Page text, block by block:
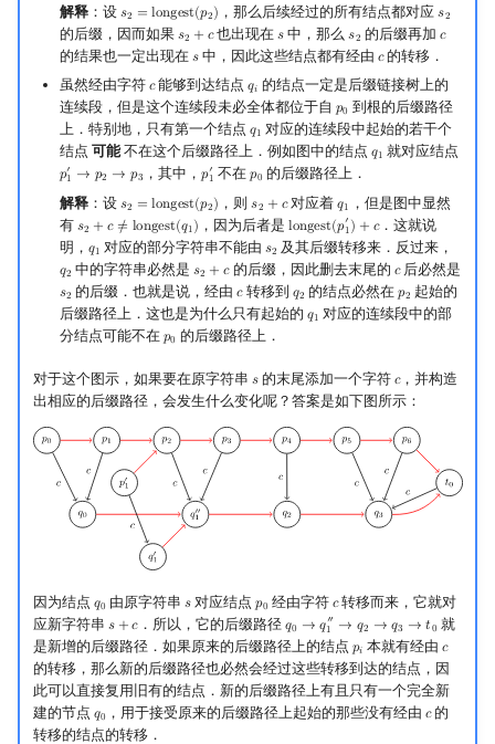
解释：设 𝑠2 = longest(𝑝2)
s2 =longest(p2) ，那么后续经过的所有结点都对应𝑠2
s2
的后缀，因而如果 𝑠2 + 𝑐
s2 +c 也出现在𝑠
s 中，那么𝑠2
s2 的后缀再加 𝑐
c
的结果也一定出现在 𝑠
s中，因此这些结点都有经由 𝑐
c的转移．
虽然经由字符 𝑐
c能够到达结点𝑞𝑖
qi 的结点一定是后缀链接树上的
连续段，但是这个连续段未必全体都位于自 𝑝0
p0 到根的后缀路径
上．特别地，只有第一个结点 𝑞1
q1 对应的连续段中起始的若干个
结点 可能不在这个后缀路径上．例如图中的结点 𝑞1
q1 就对应结点
𝑝′
1 → 𝑝2 → 𝑝3
p1 → p2→p 3 ，其中， 𝑝′
1
p1 ′不在𝑝0
p0 的后缀路径上．
解释：设 𝑠2 = longest(𝑝2)
s2 =longest(p2) ，则𝑠2 + 𝑐
s2 +c 对应着𝑞1
q1 ，但是图中显然
有 𝑠2 + 𝑐 ≠ longest(𝑞1)
s2 +c ≠longest(q1) ，因为后者是longest(𝑝′
1) + 𝑐
longest(p 1 )+ c．这就说
明， 𝑞1
q1 对应的部分字符串不能由 𝑠2
s2 及其后缀转移来．反过来，
𝑞2
q2 中的字符串必然是 𝑠2 + 𝑐
s2 +c 的后缀，因此删去末尾的 𝑐
c后必然是
𝑠2
s2 的后缀．也就是说，经由𝑐
c转移到 𝑞2
q2 的结点必然在𝑝2
p2 起始的
后缀路径上．这也是为什么只有起始的 𝑞1
q1 对应的连续段中的部
分结点可能不在𝑝0
p0 的后缀路径上．
对于这个图示，如果要在原字符串 𝑠
s的末尾添加一个字符 𝑐
c，并构造
出相应的后缀路径，会发生什么变化呢？答案是如下图所示：
因为结点 𝑞0
q0 由原字符串 𝑠
s对应结点 𝑝0
p0 经由字符 𝑐
c转移而来，它就对
应新字符串 𝑠 +𝑐
s+c ．所以，它的后缀路径 𝑞0 → 𝑞″
1 → 𝑞2 → 𝑞3 → 𝑡0
q0 →q1″ →q2→q3→ t0
就
是新增的后缀路径．如果原来的后缀路径上的结点 𝑝𝑖
pi 本就有经由𝑐
c
的转移，那么新的后缀路径也必然会经过这些转移到达的结点，因
此可以直接复用旧有的结点．新的后缀路径上有且只有一个完全新
建的节点 𝑞0
q0 ，用于接受原来的后缀路径上起始的那些没有经由 𝑐
c的
转移的结点的转移．